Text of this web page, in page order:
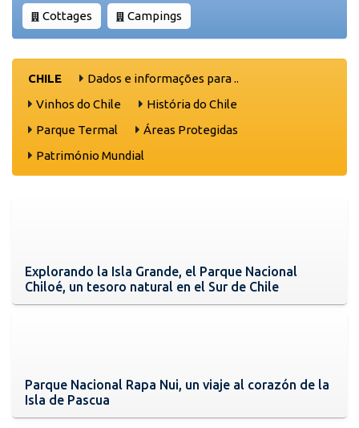
Cottages Campings
CHILE
Dados e informações para ..
Vinhos do Chile
História do Chile
Parque Termal
Áreas Protegidas
Património Mundial
Explorando la Isla Grande, el Parque Nacional
Chiloé, un tesoro natural en el Sur de Chile
Parque Nacional Rapa Nui, un viaje al corazón de la
Isla de Pascua